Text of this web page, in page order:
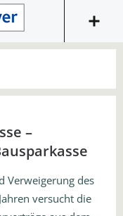
–
Verweigerung des
versucht die